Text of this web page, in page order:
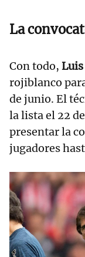
La
Con todo, Luis
rojiblanco
de junio. El
la lista el 22
presentar la
jugadores